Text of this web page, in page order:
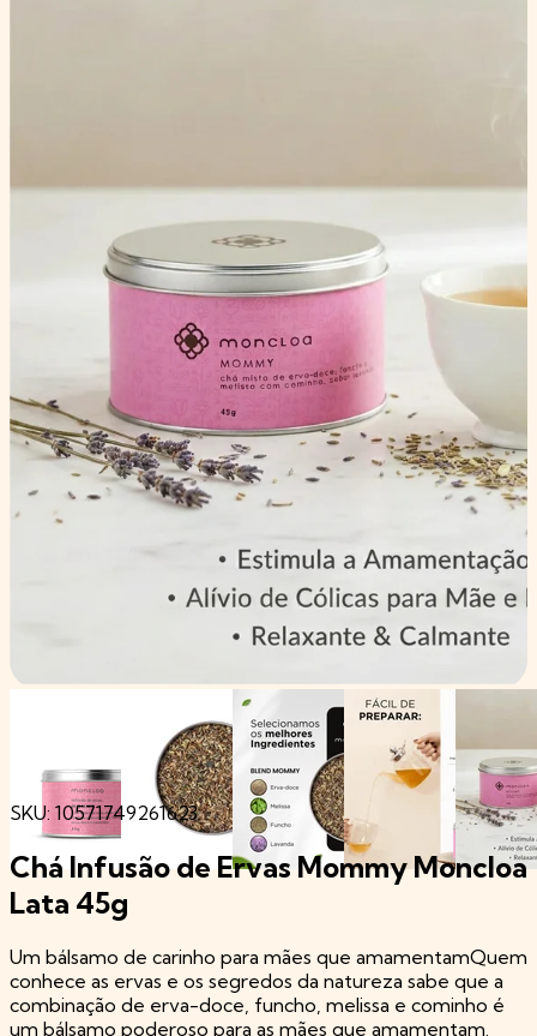
SKU: 10571749261623
Chá Infusão de Ervas Mommy Moncloa
Lata 45g
Um bálsamo de carinho para mães que amamentamQuem
conhece as ervas e os segredos da natureza sabe que a
combinação de erva-doce, funcho, melissa e cominho é
um bálsamo poderoso para as mães que amamentam.